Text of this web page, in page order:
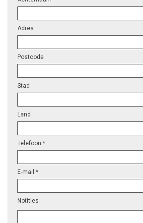
Adres
Postcode
Stad
Land
Telefoon *
E-mail *
Notities